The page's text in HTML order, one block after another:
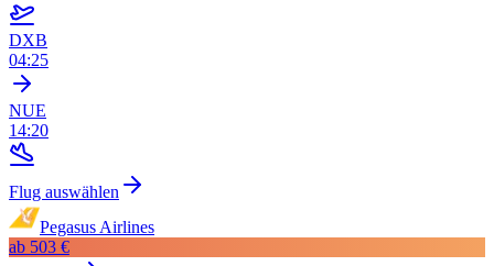
DXB
04:25
NUE
14:20
Flug auswählen
Pegasus Airlines
ab 503 €